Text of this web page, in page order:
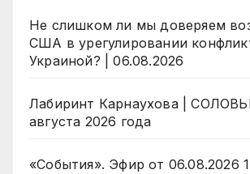
Не слишком ли мы доверяем
США в урегулировании
Украиной? | 06.08.2026
Лабиринт Карнаухова |
августа 2026 года
«События». Эфир от 06.08.2026